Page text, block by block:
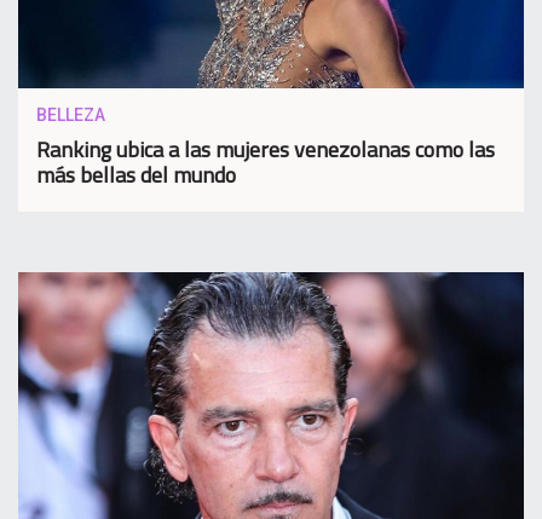
BELLEZA
Ranking ubica a las mujeres venezolanas como las
más bellas del mundo